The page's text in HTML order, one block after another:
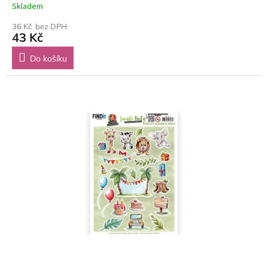
Skladem
36 Kč bez DPH
43 Kč
Do košíku